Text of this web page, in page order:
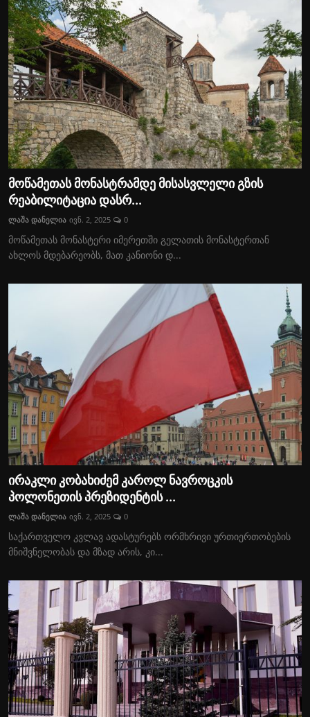
მოწამეთას მონასტრამდე მისასვლელი გზის
რეაბილიტაცია დასრ...
ლაშა დანელია ივნ. 2, 2025 0
მოწამეთას მონასტერი იმერეთში გელათის მონასტერთან
ახლოს მდებარეობს, მათ კანიონი დ...
ირაკლი კობახიძემ კაროლ ნავროცკის
პოლონეთის პრეზიდენტის ...
ლაშა დანელია ივნ. 2, 2025 0
საქართველო კვლავ ადასტურებს ორმხრივი ურთიერთობების
მნიშვნელობას და მზად არის, კი...